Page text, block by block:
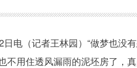
（记者王林园）“做梦也没
不用住透风漏雨的泥坯房了，